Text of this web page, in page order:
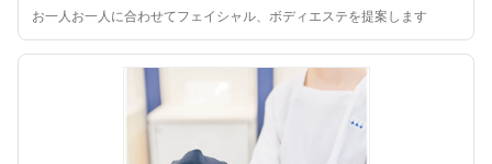
お一人お一人に合わせてフェイシャル、ボディエステを提案します